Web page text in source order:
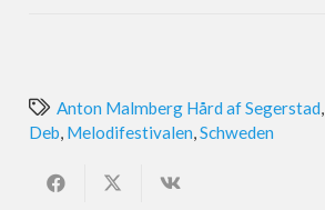
Anton Malmberg Hård af Segerstad,
Deb, Melodifestivalen,Schweden